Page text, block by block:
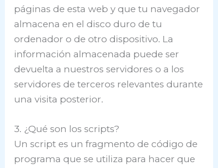
páginas de esta web y que tu navegador
almacena en el disco duro de tu
ordenador o de otro dispositivo. La
información almacenada puede ser
devuelta a nuestros servidores o a los
servidores de terceros relevantes durante
una visita posterior.
3. ¿Qué son los scripts?
Un script es un fragmento de código de
programa que se utiliza para hacer que